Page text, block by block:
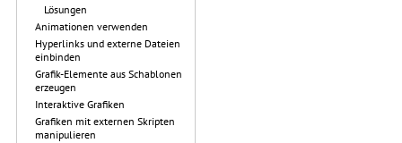
Lösungen
Animationen verwenden
Hyperlinks und externe Dateien
einbinden
Grafik-Elemente aus Schablonen
erzeugen
Interaktive Grafiken
Grafiken mit externen Skripten
manipulieren